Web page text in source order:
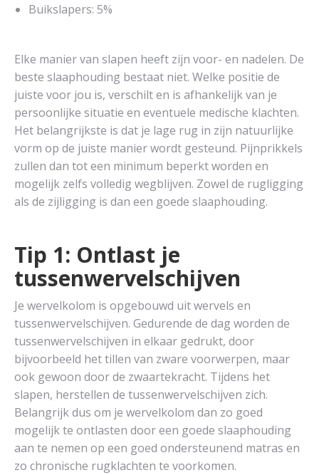
Buikslapers: 5%
Elke manier van slapen heeft zijn voor- en nadelen. De
beste slaaphouding bestaat niet. Welke positie de
juiste voor jou is, verschilt en is afhankelijk van je
persoonlijke situatie en eventuele medische klachten.
Het belangrijkste is dat je lage rug in zijn natuurlijke
vorm op de juiste manier wordt gesteund. Pijnprikkels
zullen dan tot een minimum beperkt worden en
mogelijk zelfs volledig wegblijven. Zowel de rugligging
als de zijligging is dan een goede slaaphouding.
Tip 1: Ontlast je
tussenwervelschijven
Je wervelkolom is opgebouwd uit wervels en
tussenwervelschijven. Gedurende de dag worden de
tussenwervelschijven in elkaar gedrukt, door
bijvoorbeeld het tillen van zware voorwerpen, maar
ook gewoon door de zwaartekracht. Tijdens het
slapen, herstellen de tussenwervelschijven zich.
Belangrijk dus om je wervelkolom dan zo goed
mogelijk te ontlasten door een goede slaaphouding
aan te nemen op een goed ondersteunend matras en
zo chronische rugklachten te voorkomen.